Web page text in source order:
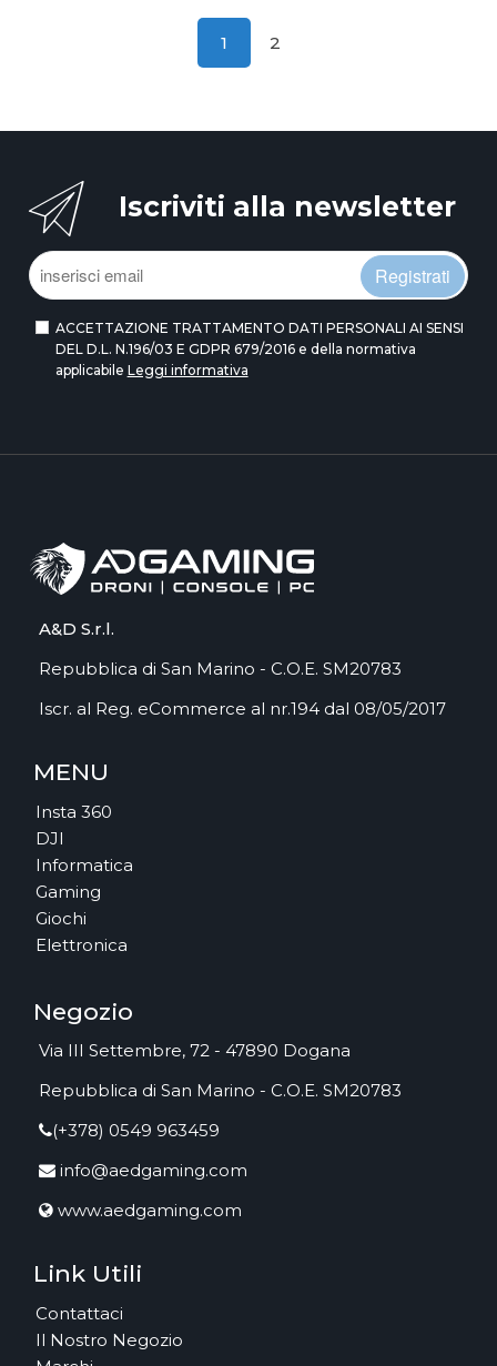
1 2
Iscriviti alla newsletter
Registrati
ACCETTAZIONE TRATTAMENTO DATI PERSONALI AI SENSI
DEL D.L. N.196/03 E GDPR 679/2016 e della normativa
applicabile Leggi informativa
A&D S.r.l.
Repubblica di San Marino - C.O.E. SM20783
Iscr. al Reg. eCommerce al nr.194 dal 08/05/2017
MENU
Insta 360
DJI
Informatica
Gaming
Giochi
Elettronica
Negozio
Via III Settembre, 72 - 47890 Dogana
Repubblica di San Marino - C.O.E. SM20783
(+378) 0549 963459
info@aedgaming.com
www.aedgaming.com
Link Utili
Contattaci
Il Nostro Negozio